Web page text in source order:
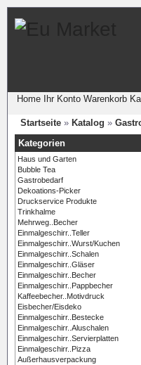
Home Ihr Konto Warenkorb
Startseite » Katalog »
Kategorien
Haus und Garten
Bubble Tea
Gastrobedarf
Dekoations-Picker
Druckservice Produkte
Trinkhalme
Mehrweg..Becher
Einmalgeschirr..Teller
Einmalgeschirr..Wurst/Kuchen
Einmalgeschirr..Schalen
Einmalgeschirr..Gläser
Einmalgeschirr..Becher
Einmalgeschirr..Pappbecher
Kaffeebecher..Motivdruck
Eisbecher/Eisdeko
Einmalgeschirr..Bestecke
Einmalgeschirr..Aluschalen
Einmalgeschirr..Servierplatten
Einmalgeschirr..Pizza
Außerhausverpackung